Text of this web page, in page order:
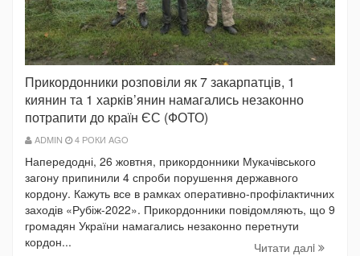
Прикордонники розповіли як 7 закарпатців, 1
киянин та 1 харків’янин намагались незаконно
потрапити до країн ЄС (ФОТО)
ADMIN 4 РОКИ AGO
Напередодні, 26 жовтня, прикордонники Мукачівського
загону припинили 4 спроби порушення державного
кордону. Кажуть все в рамках оперативно-профілактичних
заходів «Рубіж-2022». Прикордонники повідомляють, що 9
громадян України намагались незаконно перетнути
кордон...
Читати далi